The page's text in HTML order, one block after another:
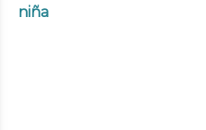
niña